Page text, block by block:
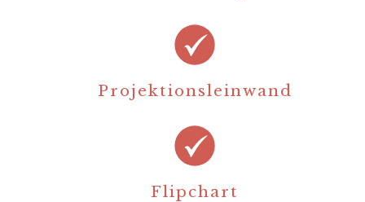
Projektionsleinwand
Flipchart